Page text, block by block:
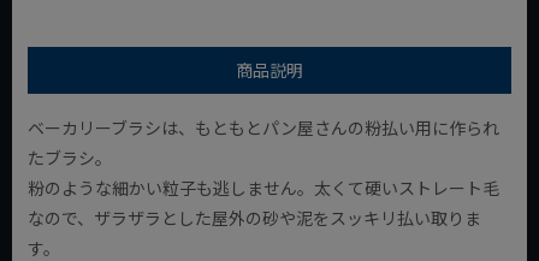
商品説明
ベーカリーブラシは、もともとパン屋さんの粉払い用に作られ
たブラシ。
粉のような細かい粒子も逃しません。太くて硬いストレート毛
なので、ザラザラとした屋外の砂や泥をスッキリ払い取りま
す。